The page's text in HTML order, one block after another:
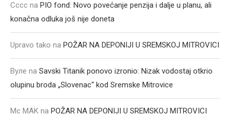
Cccc na PIO fond: Novo povećanje penzija i dalje u planu, ali
konačna odluka još nije doneta
Upravo tako na POŽAR NA DEPONIJI U SREMSKOJ MITROVICI
Вуле na Savski Titanik ponovo izronio: Nizak vodostaj otkrio
olupinu broda „Slovenac“ kod Sremske Mitrovice
Mc MAK na POŽAR NA DEPONIJI U SREMSKOJ MITROVICI